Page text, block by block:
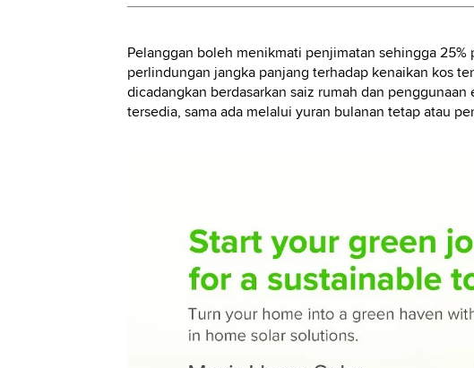
Pelanggan boleh menikmati penjimatan sehingga
perlindungan jangka panjang terhadap kenaikan kos
dicadangkan berdasarkan saiz rumah dan
tersedia, sama ada melalui yuran bulanan tetap atau